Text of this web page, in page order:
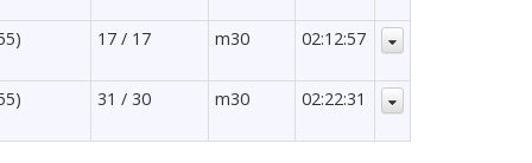
17 / 17 m30 02:12:57
31 / 30 m30 02:22:31